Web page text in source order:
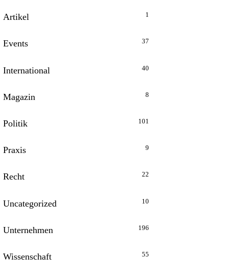
Artikel 1
Events 37
International 40
Magazin 8
Politik 101
Praxis 9
Recht 22
Uncategorized 10
Unternehmen 196
Wissenschaft 55